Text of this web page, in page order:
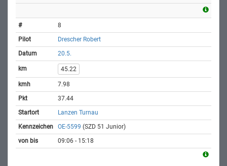
8
Drescher Robert
20.5.
45.22
7.98
37.44
Lanzen Turnau
OE-5599 (SZD 51 Junior)
09:06 - 15:18